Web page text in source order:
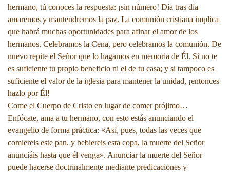
hermano, tú conoces la respuesta: ¡sin número! Día tras día
amaremos y mantendremos la paz. La comunión cristiana implica
que habrá muchas oportunidades para afinar el amor de los
hermanos. Celebramos la Cena, pero celebramos la comunión. De
nuevo repite el Señor que lo hagamos en memoria de Él. Si no te
es suficiente tu propio beneficio ni el de tu casa; y si tampoco es
suficiente el valor de la iglesia para mantener la unidad, ¡entonces
hazlo por Él!
Come el Cuerpo de Cristo en lugar de comer prójimo…
Enfócate, ama a tu hermano, con esto estás anunciando el
evangelio de forma práctica: «Así, pues, todas las veces que
comiereis este pan, y bebiereis esta copa, la muerte del Señor
anunciáis hasta que él venga». Anunciar la muerte del Señor
puede hacerse doctrinalmente mediante predicaciones y